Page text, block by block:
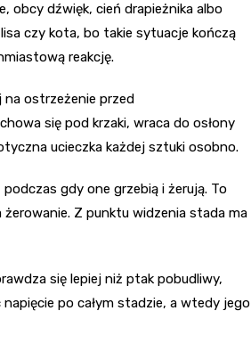
obcy dźwięk, cień drapieżnika albo
czy kota, bo takie sytuacje kończą
reakcję.
na ostrzeżenie przed
się pod krzaki, wraca do osłony
ucieczka każdej sztuki osobno.
gdy one grzebią i żerują. To
Z punktu widzenia stada ma
się lepiej niż ptak pobudliwy,
po całym stadzie, a wtedy jego